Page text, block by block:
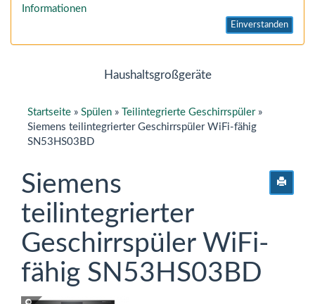
Informationen
Einverstanden
Haushaltsgroßgeräte
Startseite » Spülen » Teilintegrierte Geschirrspüler»
Siemens teilintegrierter Geschirrspüler WiFi-fähig
SN53HS03BD
Siemens
teilintegrierter
Geschirrspüler WiFi-
fähig SN53HS03BD